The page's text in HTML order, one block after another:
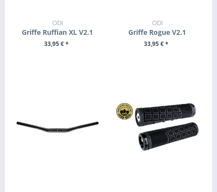
ODI
Griffe Ruffian XL V2.1
33,95 € *
ODI
Griffe Rogue V2.1
33,95 € *